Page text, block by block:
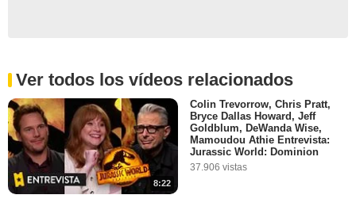
Ver todos los vídeos relacionados
8:22
Colin Trevorrow, Chris Pratt,
Bryce Dallas Howard, Jeff
Goldblum, DeWanda Wise,
Mamoudou Athie Entrevista:
Jurassic World: Dominion
37.906 vistas